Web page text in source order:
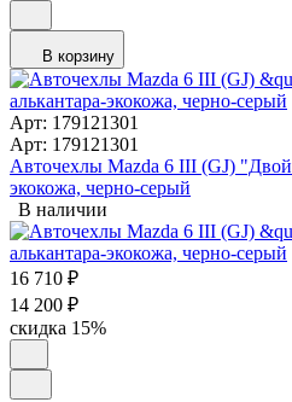
В корзину
Арт: 179121301
Арт: 179121301
Авточехлы Mazda 6 III (GJ)
экокожа, черно-серый
В наличии
16 710 ₽
14 200 ₽
скидка 15%